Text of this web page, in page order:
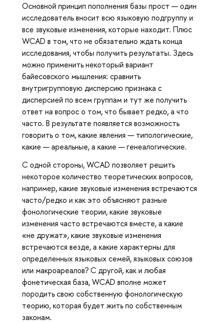
Основной принцип пополнения базы прост — один
исследователь вносит всю языковую подгруппу и
все звуковые изменения, которые находит. Плюс
WCAD в том, что не обязательно ждать конца
исследования, чтобы получить результаты. Здесь
можно применить некоторый вариант
байесовского мышления: сравнить
внутригрупповую дисперсию признака с
дисперсией по всем группам и тут же получить
ответ на вопрос о том, что бывает редко, а что
часто. В результате появляется возможность
говорить о том, какие явления — типологические,
какие — ареальные, а какие — генеалогические.
С одной стороны, WCAD позволяет решить
некоторое количество теоретических вопросов,
например, какие звуковые изменения встречаются
часто/редко и как это объясняют разные
фонологические теории, какие звуковые
изменения часто встречаются вместе, а какие
«не дружат», какие звуковые изменения
встречаются везде, а какие характерны для
определенных языковых семей, языковых союзов
или макроареалов? С другой, как и любая
фонетическая база, WCAD вполне может
породить свою собственную фонологическую
теорию, которая будет жить по собственным
законам.